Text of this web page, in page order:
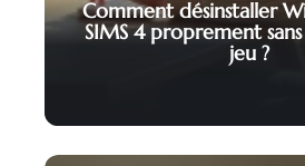
Comment désinstaller
SIMS 4 proprement
jeu ?